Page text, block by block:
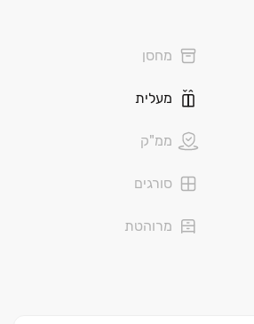
מחוויית מגורים חדשה המשלבת
לימוד, מתנ"סים, מגרשי ספורט,
את השילוב המושלם בין השקט
האיכותיים שראש העין מציעה.
שילוב נדיר בין אדריכלות מהודקת
פסטורלית בלב הכרך האורבני, תכנון
מחסן
מעלית
ממ"ק
סורגים
מרוהטת